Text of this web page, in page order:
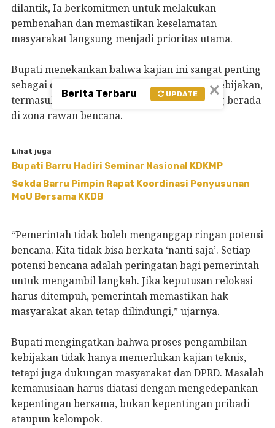
dilantik, Ia berkomitmen untuk melakukan
pembenahan dan memastikan keselamatan
masyarakat langsung menjadi prioritas utama.
Bupati menekankan bahwa kajian ini sangat penting
sebagai dasar untuk menentukan langkah kebijakan,
termasuk kemungkinan relokasi warga yang berada
di zona rawan bencana.
Lihat juga
Bupati Barru Hadiri Seminar Nasional KDKMP
Sekda Barru Pimpin Rapat Koordinasi Penyusunan
MoU Bersama KKDB
“Pemerintah tidak boleh menganggap ringan potensi
bencana. Kita tidak bisa berkata ‘nanti saja’. Setiap
potensi bencana adalah peringatan bagi pemerintah
untuk mengambil langkah. Jika keputusan relokasi
harus ditempuh, pemerintah memastikan hak
masyarakat akan tetap dilindungi,” ujarnya.
Bupati mengingatkan bahwa proses pengambilan
kebijakan tidak hanya memerlukan kajian teknis,
tetapi juga dukungan masyarakat dan DPRD. Masalah
kemanusiaan harus diatasi dengan mengedepankan
kepentingan bersama, bukan kepentingan pribadi
ataupun kelompok.
×
Berita Terbaru UPDATE